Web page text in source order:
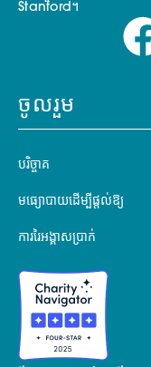
Stanford។
ចូលរួម
បរិច្ចាគ
មធ្យោបាយដើម្បីផ្តល់ឱ្យ
ការរៃអង្គាសប្រាក់